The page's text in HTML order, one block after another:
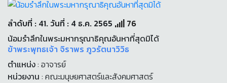
ลำดับที่ : 41. วันที่ : 4 ธ.ค. 2565
76
น้อมรำลึกในพระมหากรุณาธิคุณอันหาที่สุดมิได้
ข้าพระพุทธเจ้า จิราพร ภูวรัตนาวิวิธ
ตำแหน่ง: อาจารย์
หน่วยงาน : คณะมนุษยศาสตร์และสังคมศาสตร์